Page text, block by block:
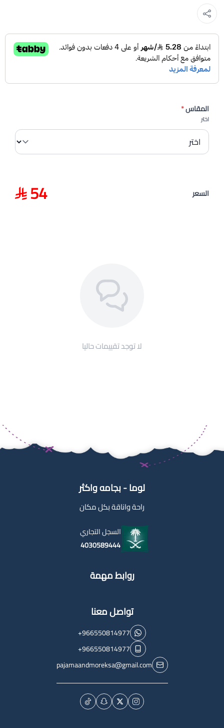
المقاس*
اختر
السعر 54
لا توجد تقييمات حاليا
لوما - بجامه واكثر
راحة واناقة بكل مكان
السجل التجاري
4030589444
روابط مهمة
تواصل معنا
+966550814977
+966550814977
pajamaandmoreksa@gmail.com